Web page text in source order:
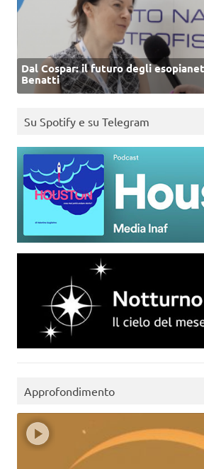
Dal Cospar: il futuro degli
Benatti
Su Spotify e su Telegram
Approfondimento